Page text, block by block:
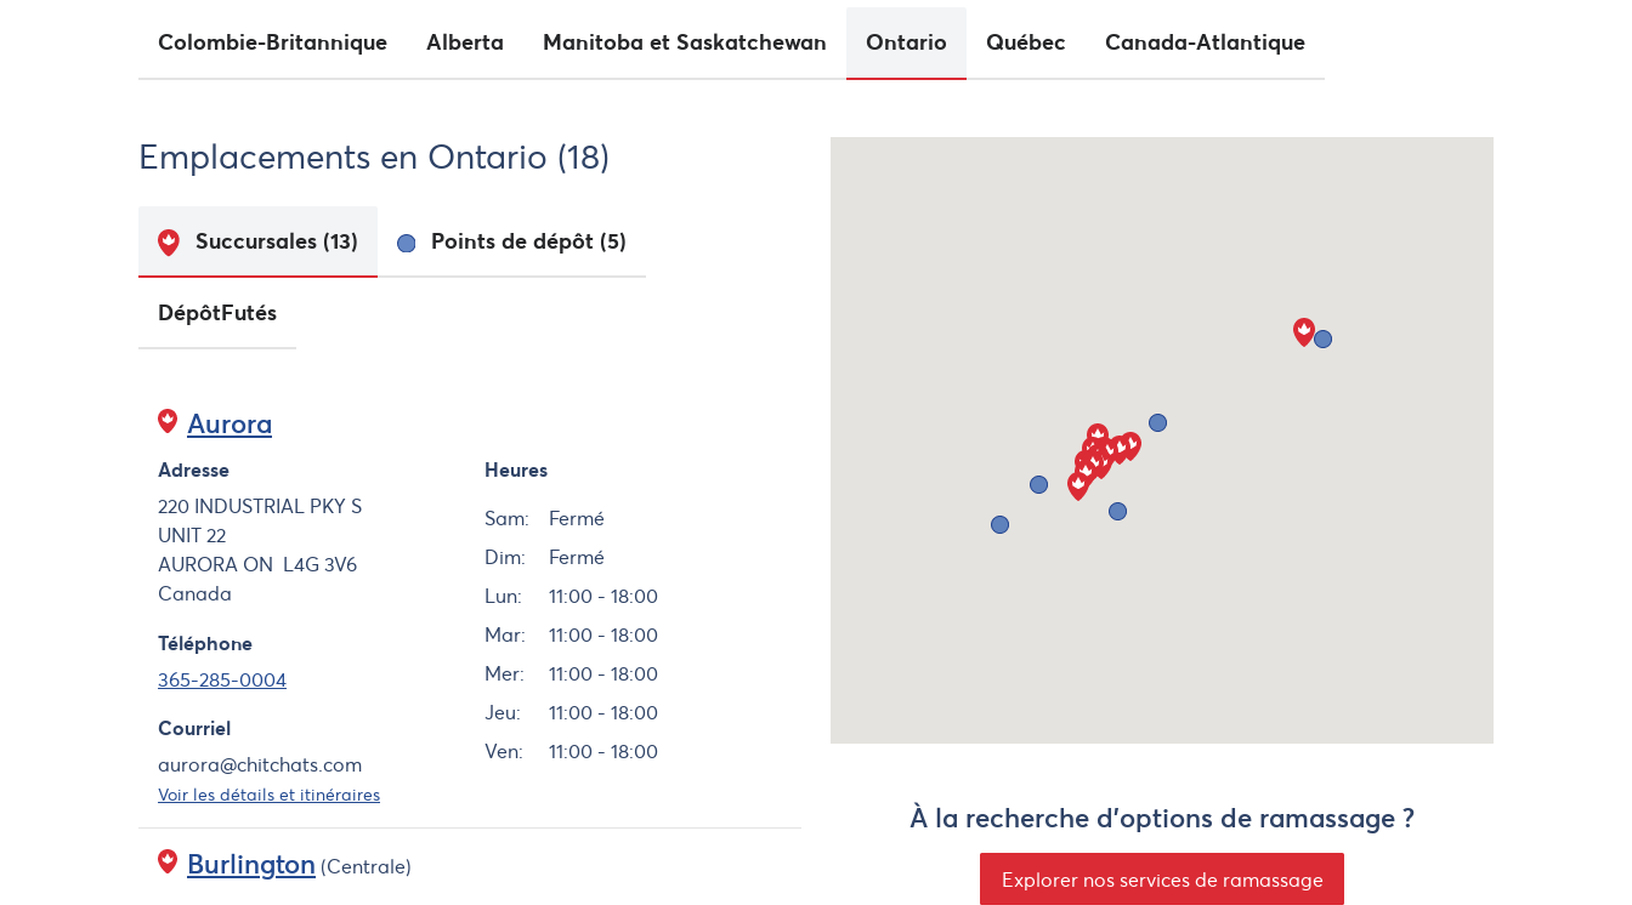
Colombie-Britannique Alberta Manitoba et Saskatchewan Ontario Québec Canada-Atlantique
Emplacements en Ontario (18)
Succursales (13) Points de dépôt (5)
DépôtFutés
Aurora
Adresse
220 INDUSTRIAL PKY S
UNIT 22
AURORA ON L4G 3V6
Canada
Téléphone
365-285-0004
Courriel
aurora@chitchats.com
Heures
Sam:
Fermé
Dim:
Fermé
Lun:
11:00 - 18:00
Mar:
11:00 - 18:00
Mer:
11:00 - 18:00
Jeu:
11:00 - 18:00
Ven:
11:00 - 18:00
Voir les détails et itinéraires
Burlington (Centrale)
À la recherche d'options de ramassage ?
Explorer nos services de ramassage